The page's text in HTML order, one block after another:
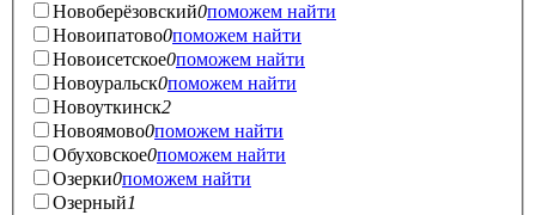
Новоберёзовский0поможем найти
Новоипатово0поможем найти
Новоисетское0поможем найти
Новоуральск0поможем найти
Новоуткинск2
Новоямово0поможем найти
Обуховское0поможем найти
Озерки0поможем найти
Озерный1